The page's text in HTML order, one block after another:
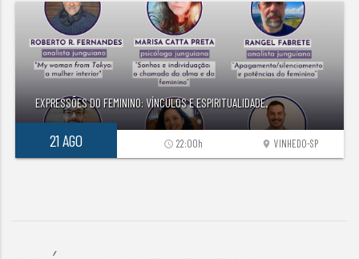
EXPRESSÕES DO FEMININO: VÍNCULOS E ESPIRITUALIDADE.
21 AGO location_on VINHEDO-SP
access_time 22:00h